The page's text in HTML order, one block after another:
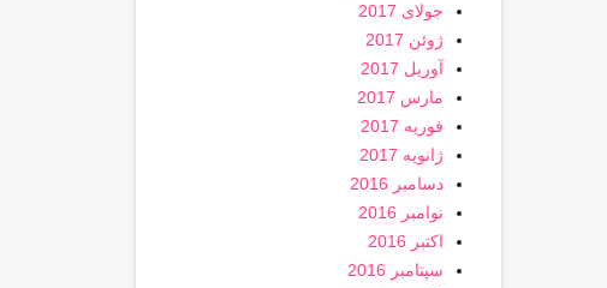
جولای 2017
ژوئن 2017
آوریل 2017
مارس 2017
فوریه 2017
ژانویه 2017
دسامبر 2016
نوامبر 2016
اکتبر 2016
سپتامبر 2016